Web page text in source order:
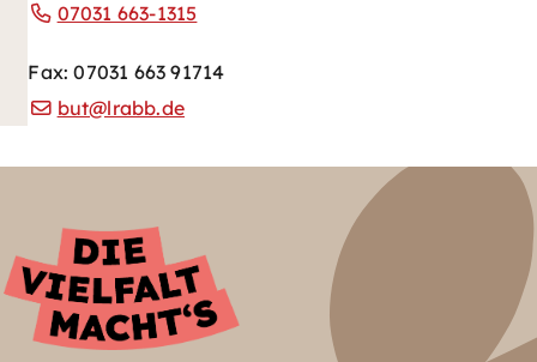
07031 663-1315
Fax: 07031 663 91714
but@lrabb.de